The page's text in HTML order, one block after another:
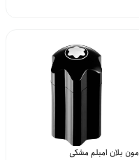
مون بلان امبلم مشکی